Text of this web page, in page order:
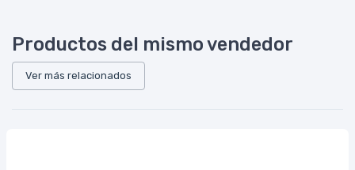
Productos del mismo vendedor
Ver más relacionados